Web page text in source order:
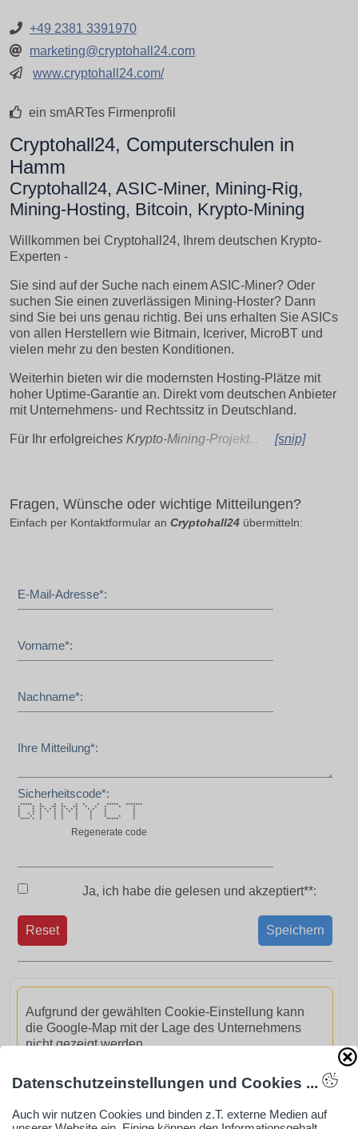
+49 2381 3391970
marketing@cryptohall24.com
www.cryptohall24.com/
ein smARTes Firmenprofil
Cryptohall24, Computerschulen in
Hamm
Cryptohall24, ASIC-Miner, Mining-Rig,
Mining-Hosting, Bitcoin, Krypto-Mining
Willkommen bei Cryptohall24, Ihrem deutschen Krypto-
Experten -
Sie sind auf der Suche nach einem ASIC-Miner? Oder
suchen Sie einen zuverlässigen Mining-Hoster? Dann
sind Sie bei uns genau richtig. Bei uns erhalten Sie ASICs
von allen Herstellern wie Bitmain, Iceriver, MicroBT und
vielen mehr zu den besten Konditionen.
Weiterhin bieten wir die modernsten Hosting-Plätze mit
hoher Uptime-Garantie an. Direkt vom deutschen Anbieter
mit Unternehmens- und Rechtssitz in Deutschland.
Für Ihr erfolgreiches Krypto-Mining-Projekt... [snip]
Fragen, Wünsche oder wichtige Mitteilungen?
Einfach per Kontaktformular an Cryptohall24 übermitteln:
E-Mail-Adresse*:
Vorname*:
Nachname*:
Ihre Mitteilung*:
Sicherheitscode*:
***** * * * * * * ***** *******
* * ** ** ** ** * * * * *
* * * * * * * * * * * * * *
* * * * * * * * * * *
* * * * * * * * * *
* * * * * * * * * *
**** * * * * * * ***** *
Regenerate code
Ja, ich habe die gelesen und akzeptiert**:
Speichern
Reset
Aufgrund der gewählten Cookie-Einstellung kann
die Google-Map mit der Lage des Unternehmens
nicht gezeigt werden.
GoogleMaps aktivieren
Datenschutzeinstellungen und Cookies ...
Auch wir nutzen Cookies und binden z.T. externe Medien auf